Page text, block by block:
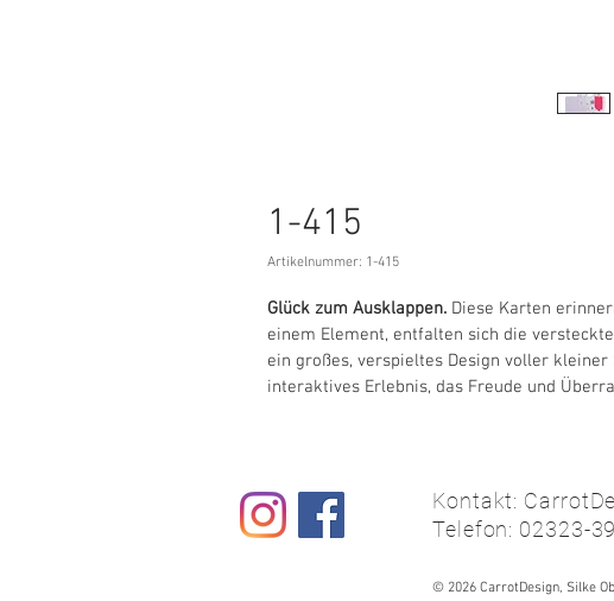
1-415
Artikelnummer: 1-415
Glück zum Ausklappen. Diese Karten
einem Element, entfalten sich die
ein großes, verspieltes Design voller kleiner
interaktives Erlebnis, das Freude und
Kontakt:
Telefon: 02323-
© 2026 CarrotDesign, Silke